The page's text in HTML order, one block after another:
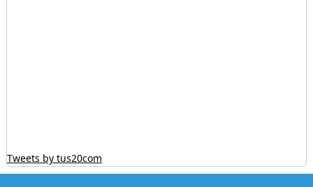
Tweets by tus20com